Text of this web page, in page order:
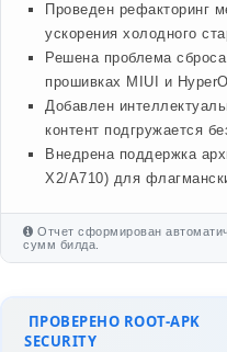
Проведен рефакторинг
ускорения холодного
Решена проблема
прошивках MIUI и
Добавлен
контент подгружается
Внедрена поддержка
X2/A710) для
Отчет сформирован
сумм билда.
ПРОВЕРЕНО ROOT-APK
SECURITY